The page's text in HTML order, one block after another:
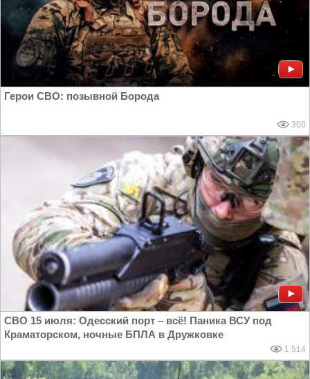
Герои СВО: позывной Борода
300
СВО 15 июля: Одесский порт – всё! Паника ВСУ под
Краматорском, ночные БПЛА в Дружковке
1 514